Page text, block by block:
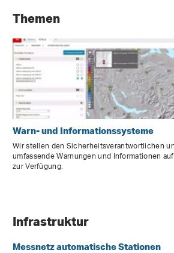
Themen
Warn- und Informationssysteme
Wir stellen den Sicherheitsverantwortlichen
umfassende Warnungen und Informationen
zur Verfügung.
Infrastruktur
Messnetz automatische Stationen